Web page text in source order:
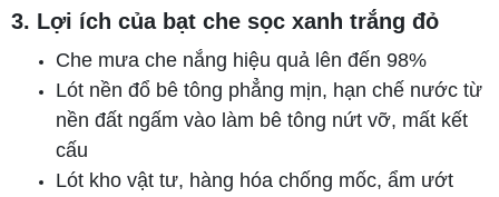
3. Lợi ích của bạt che sọc xanh trắng đỏ
Che mưa che nắng hiệu quả lên đến 98%
Lót nền đổ bê tông phẳng mịn, hạn chế nước từ
nền đất ngấm vào làm bê tông nứt vỡ, mất kết
cấu
Lót kho vật tư, hàng hóa chống mốc, ẩm ướt